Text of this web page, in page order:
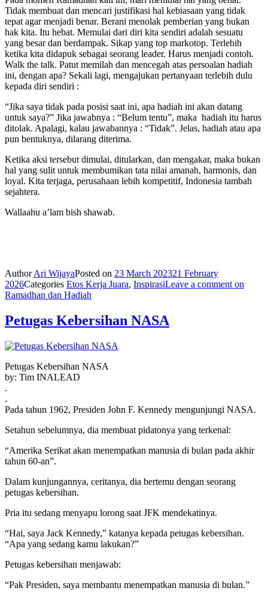
Tidak membuat dan mencari justifikasi hal kebiasaan yang tidak
tepat agar menjadi benar. Berani menolak pemberian yang bukan
hak kita. Itu hebat. Memulai dari diri kita sendiri adalah sesuatu
yang besar dan berdampak. Sikap yang top markotop. Terlebih
ketika kita didapuk sebagai seorang leader. Harus menjadi contoh.
Walk the talk. Patut memilah dan mencegah atas persoalan hadiah
ini, dengan apa? Sekali lagi, mengajukan pertanyaan terlebih dulu
kepada diri sendiri :
“Jika saya tidak pada posisi saat ini, apa hadiah ini akan datang
untuk saya?” Jika jawabnya : “Belum tentu”, maka hadiah itu harus
ditolak. Apalagi, kalau jawabannya : “Tidak”. Jelas, hadiah atau apa
pun bentuknya, dilarang diterima.
Ketika aksi tersebut dimulai, ditularkan, dan mengakar, maka bukan
hal yang sulit untuk membumikan tata nilai amanah, harmonis, dan
loyal. Kita terjaga, perusahaan lebih kompetitif, Indonesia tambah
sejahtera.
Wallaahu a’lam bish shawab.
AuthorAri WijayaPosted on 23 March 202321 February
2026Categories Etos Kerja Juara, InspirasiLeave a comment on
Ramadhan dan Hadiah
Petugas Kebersihan NASA
Petugas Kebersihan NASA
by: Tim INALEAD
.
.
Pada tahun 1962, Presiden John F. Kennedy mengunjungi NASA.
Setahun sebelumnya, dia membuat pidatonya yang terkenal:
“Amerika Serikat akan menempatkan manusia di bulan pada akhir
tahun 60-an”.
Dalam kunjungannya, ceritanya, dia bertemu dengan seorang
petugas kebersihan.
Pria itu sedang menyapu lorong saat JFK mendekatinya.
“Hai, saya Jack Kennedy,” katanya kepada petugas kebersihan.
“Apa yang sedang kamu lakukan?”
Petugas kebersihan menjawab:
“Pak Presiden, saya membantu menempatkan manusia di bulan.”